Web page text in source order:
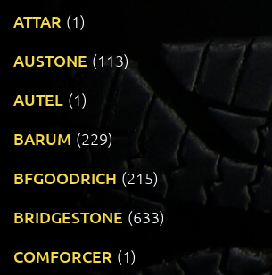
ATTAR (1)
AUSTONE (113)
AUTEL (1)
BARUM (229)
BFGOODRICH (215)
BRIDGESTONE (633)
COMFORCER (1)